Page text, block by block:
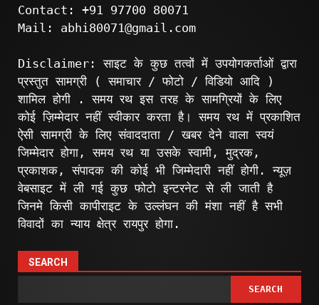
Contact: +91 97700 80071
Mail: abhi80071@gmail.com
Disclaimer: साइट के कुछ तत्वों में उपयोगकर्ताओं द्वारा
प्रस्तुत सामग्री ( समाचार / फोटो / विडियो आदि )
शामिल होगी . समय रथ इस तरह के सामग्रियों के लिए
कोई ज़िम्मेदार नहीं स्वीकार करता है। समय रथ में प्रकाशित
ऐसी सामग्री के लिए संवाददाता / खबर देने वाला स्वयं
जिम्मेदार होगा, समय रथ या उसके स्वामी, मुद्रक,
प्रकाशक, संपादक की कोई भी जिम्मेदारी नहीं होगी. न्यूज़
वेबसाइट में ली गई कुछ फोटो इन्टरनेट से ली जाती है
जिनमे किसी कापीराइट के उल्लंघन की मंशा नहीं है सभी
विवादों का न्याय क्षेत्र रायपुर होगा.
SEARCH
SEARCH